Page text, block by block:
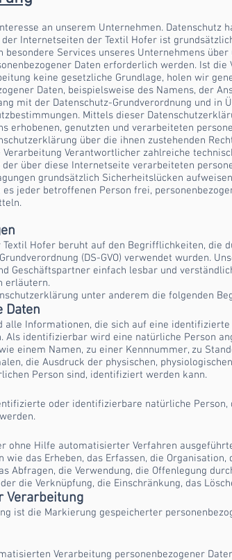
an unserem Unternehmen. Datenschutz
Internetseiten der Textil Hofer ist
besondere Services unseres Unternehmens
Daten erforderlich werden. Ist
keine gesetzliche Grundlage, holen wir
Daten, beispielsweise des Namens, der
mit der Datenschutz-Grundverordnung und in
Mittels dieser
erhobenen, genutzten und verarbeiteten
über die ihnen zustehenden
Verantwortlicher zahlreiche
über diese Internetseite verarbeiteten
grundsätzlich Sicherheitslücken
es jeder betroffenen Person frei,
Hofer beruht auf den Begrifflichkeiten, die
(DS-GVO) verwendet wurden.
Geschäftspartner einfach lesbar und
erläutern.
unter anderem die folgenden
alle Informationen, die sich auf eine
Als identifizierbar wird eine natürliche Person
einem Namen, zu einer Kennnummer, zu
die Ausdruck der physischen,
Person sind, identifiziert werden kann.
oder identifizierbare natürliche Person,
ohne Hilfe automatisierter Verfahren
wie das Erheben, das Erfassen, die
Abfragen, die Verwendung, die Offenlegung
die Verknüpfung, die Einschränkung, das
ist die Markierung gespeicherter
Verarbeitung personenbezogener